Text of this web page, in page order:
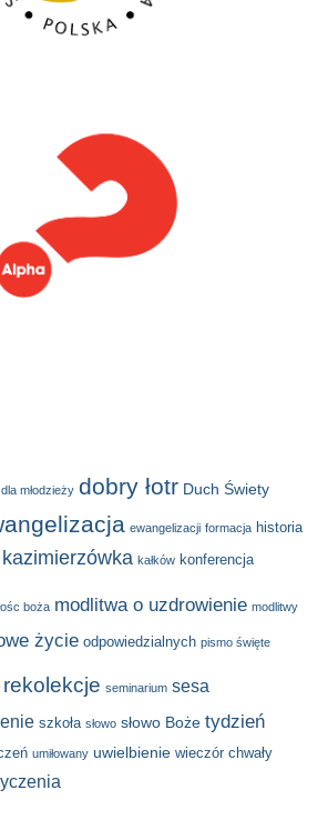
dla młodzieży dobry łotr Duch Świety
ewangelizacji formacja historia
kazimierzówka kałków konferencja
boża modlitwa o uzdrowienie modlitwy
życie odpowiedzialnych pismo święte
rekolekcje seminarium sesa
szkoła słowo słowo Boże tydzień
umiłowany uwielbienie wieczór chwały